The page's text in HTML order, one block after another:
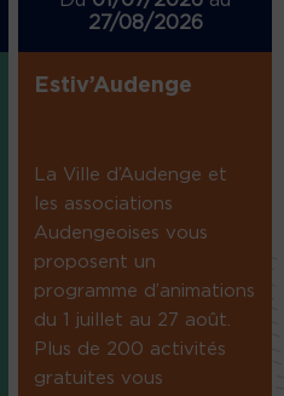
27/08/2026
Estiv’Audenge
La Ville d’Audenge et
les associations
Audengeoises vous
proposent un
programme d’animations
du 1 juillet au 27 août.
Plus de 200 activités
gratuites vous